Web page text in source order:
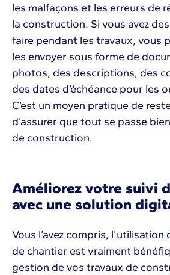
les malfaçons et les erreurs de
la construction. Si vous avez
faire pendant les travaux, vous
les envoyer sous forme de
photos, des descriptions, des
des dates d’échéance pour les
C’est un moyen pratique de
d’assurer que tout se passe
de construction.
Améliorez votre suivi
avec une solution
Vous l’avez compris, l’utilisation
de chantier est vraiment
gestion de vos travaux de